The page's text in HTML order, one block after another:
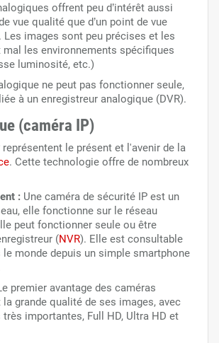
offrent peu d’intérêt aussi
vue qualité que d’un point de vue
images sont peu précises et les
mal les environnements spécifiques
luminosité, etc.)
ne peut pas fonctionner seule,
à un enregistreur analogique (DVR).
(caméra IP)
représentent le présent et l'avenir de la
. Cette technologie offre de nombreux
: Une caméra de sécurité IP est un
elle fonctionne sur le réseau
peut fonctionner seule ou être
(NVR). Elle est consultable
le monde depuis un simple smartphone
premier avantage des caméras
grande qualité de ses images, avec
importantes, Full HD, Ultra HD et